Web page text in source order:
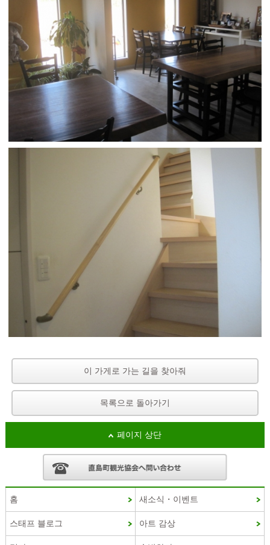
이 가게로 가는 길을 찾아줘
목록으로 돌아가기
페이지 상단
홈 새소식・이벤트
스태프 블로그 아트 감상